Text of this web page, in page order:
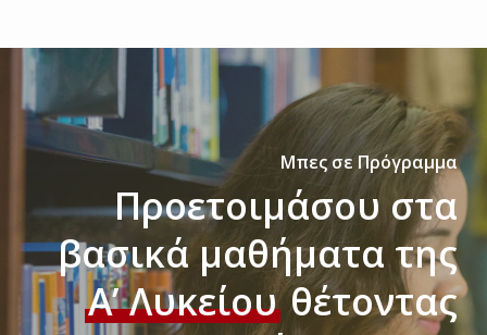
Μπες σε Πρόγραμμα
Προετοιμάσου στα
βασικά μαθήματα της
Α’ Λυκείουθέτοντας